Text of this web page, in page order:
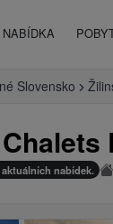
Slovensko
nabídek.